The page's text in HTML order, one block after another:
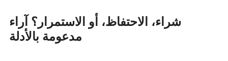
شراء، الاحتفاظ، أو الاستمرار؟ آراء
مدعومة بالأدلة